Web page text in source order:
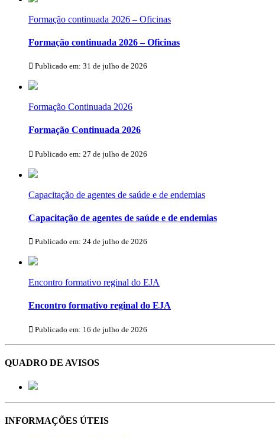
Formação continuada 2026 – Oficinas
Formação continuada 2026 – Oficinas
Publicado em: 31 de julho de 2026
Formação Continuada 2026
Formação Continuada 2026
Publicado em: 27 de julho de 2026
Capacitação de agentes de saúde e de endemias
Capacitação de agentes de saúde e de endemias
Publicado em: 24 de julho de 2026
Encontro formativo reginal do EJA
Encontro formativo reginal do EJA
Publicado em: 16 de julho de 2026
QUADRO DE AVISOS
INFORMAÇÕES ÚTEIS